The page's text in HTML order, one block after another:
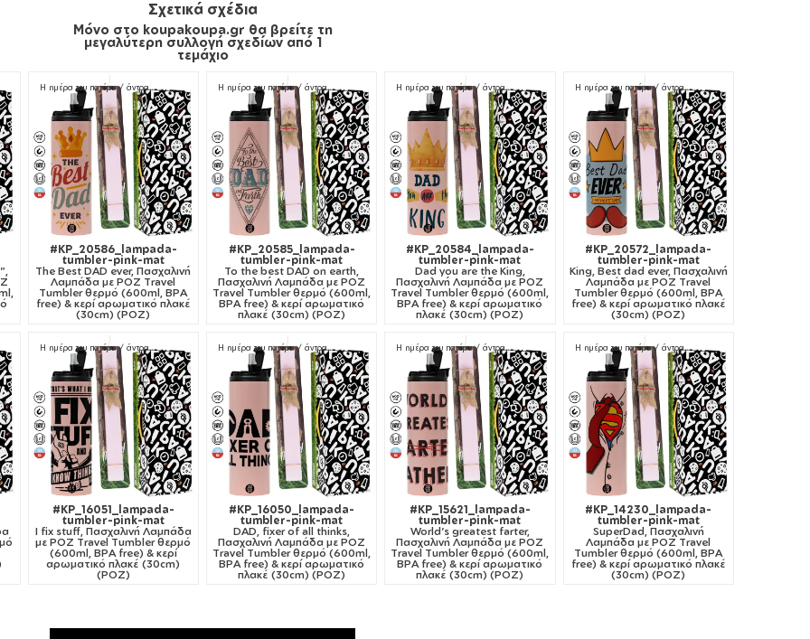
Σχετικά σχέδια
Μόνο στο koupakoupa.gr θα βρείτε τη
μεγαλύτερη συλλογή σχεδίων από 1
τεμάχιο
Η ημέρα του πατέρα / άντρα
#KP_20586_lampada-
tumbler-pink-mat
The Best DAD ever, Πασχαλινή
Λαμπάδα με ΡΟΖ Travel
Tumbler θερμό (600ml, BPA
free) & κερί αρωματικό πλακέ
(30cm) (ΡΟΖ)
Η ημέρα του πατέρα / άντρα
#KP_20585_lampada-
tumbler-pink-mat
To the best DAD on earth,
Πασχαλινή Λαμπάδα με ΡΟΖ
Travel Tumbler θερμό (600ml,
BPA free) & κερί αρωματικό
πλακέ (30cm) (ΡΟΖ)
Η ημέρα του πατέρα / άντρα
#KP_20584_lampada-
tumbler-pink-mat
Dad you are the King,
Πασχαλινή Λαμπάδα με ΡΟΖ
Travel Tumbler θερμό (600ml,
BPA free) & κερί αρωματικό
πλακέ (30cm) (ΡΟΖ)
Η ημέρα του πατέρα / άντρα
#KP_20572_lampada-
tumbler-pink-mat
King, Best dad ever, Πασχαλινή
Λαμπάδα με ΡΟΖ Travel
Tumbler θερμό (600ml, BPA
free) & κερί αρωματικό πλακέ
(30cm) (ΡΟΖ)
Η ημέρα του πατέρα / άντρα
#KP_16051_lampada-
tumbler-pink-mat
I fix stuff, Πασχαλινή Λαμπάδα
με ΡΟΖ Travel Tumbler θερμό
(600ml, BPA free) & κερί
αρωματικό πλακέ (30cm)
(ΡΟΖ)
Η ημέρα του πατέρα / άντρα
#KP_16050_lampada-
tumbler-pink-mat
DAD, fixer of all thinks,
Πασχαλινή Λαμπάδα με ΡΟΖ
Travel Tumbler θερμό (600ml,
BPA free) & κερί αρωματικό
πλακέ (30cm) (ΡΟΖ)
Η ημέρα του πατέρα / άντρα
#KP_15621_lampada-
tumbler-pink-mat
World's greatest farter,
Πασχαλινή Λαμπάδα με ΡΟΖ
Travel Tumbler θερμό (600ml,
BPA free) & κερί αρωματικό
πλακέ (30cm) (ΡΟΖ)
Η ημέρα του πατέρα / άντρα
#KP_14230_lampada-
tumbler-pink-mat
SuperDad, Πασχαλινή
Λαμπάδα με ΡΟΖ Travel
Tumbler θερμό (600ml, BPA
free) & κερί αρωματικό πλακέ
(30cm) (ΡΟΖ)